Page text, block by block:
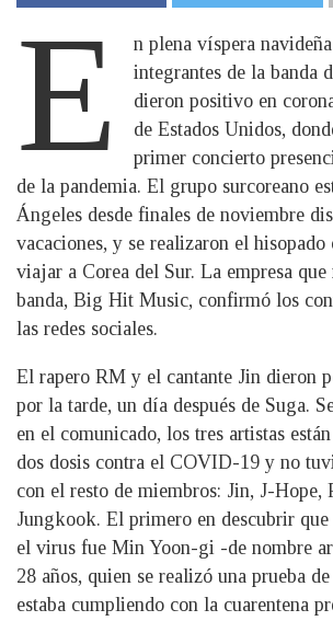
E
n plena víspera
integrantes de la banda
dieron positivo en
de Estados Unidos,
primer concierto
de la pandemia. El grupo surcoreano
Ángeles desde finales de noviembre
vacaciones, y se realizaron el
viajar a Corea del Sur. La empresa que
banda, Big Hit Music, confirmó los
las redes sociales.
El rapero RM y el cantante Jin dieron
por la tarde, un día después de Suga.
en el comunicado, los tres artistas
dos dosis contra el COVID-19 y no
con el resto de miembros: Jin, J-
Jungkook. El primero en descubrir
el virus fue Min Yoon-gi -de nombre
28 años, quien se realizó una prueba
estaba cumpliendo con la cuarentena